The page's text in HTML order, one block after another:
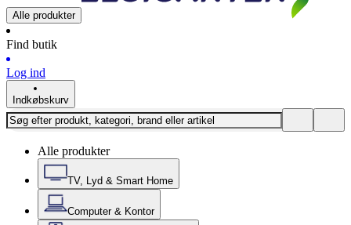
Alle produkter
Find butik
Log ind
Indkøbskurv
Alle produkter
TV, Lyd & Smart Home
Computer & Kontor